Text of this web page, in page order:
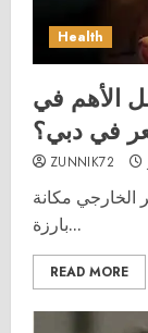
Health
الأهم في
في دبي؟
ZUNNIK72
الخارجي مكانة
بارزة...
READ MORE